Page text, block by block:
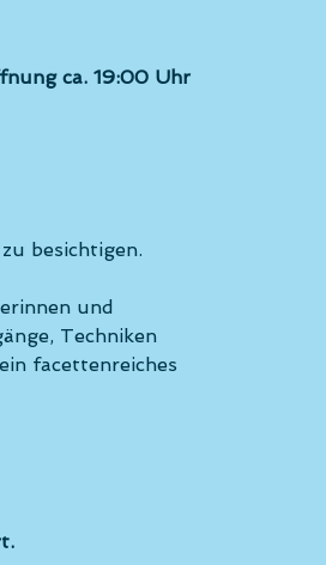
ca. 19:00 Uhr
besichtigen.
und
Techniken
facettenreiches